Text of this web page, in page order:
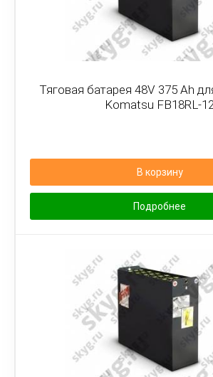
Тяговая батарея 48V 375 Ah
Komatsu FB18RL-
В корзину
Подробнее